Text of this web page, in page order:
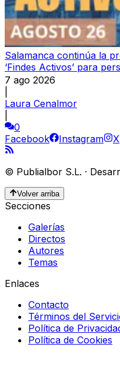
Salamanca continúa la
‘Findes Activos’ para
7 ago 2026
Laura Cenalmor
0
Facebook
Instagram X
© Publialbor S.L. ·
Volver arriba
Secciones
Galerías
Directos
Autores
Temas
Enlaces
Contacto
Términos del
Política de
Política de Cookies